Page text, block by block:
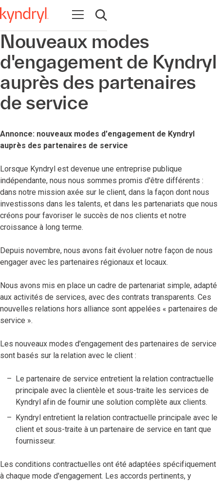
Ouvrir la navigation
Ouvrir la recherche
Nouveaux modes
d'engagement de Kyndryl
auprès des partenaires
de service
Annonce: nouveaux modes d'engagement de Kyndryl
auprès des partenaires de service
Lorsque Kyndryl est devenue une entreprise publique
indépendante, nous nous sommes promis d'être différents :
dans notre mission axée sur le client, dans la façon dont nous
investissons dans les talents, et dans les partenariats que nous
créons pour favoriser le succès de nos clients et notre
croissance à long terme.
Depuis novembre, nous avons fait évoluer notre façon de nous
engager avec les partenaires régionaux et locaux.
Nous avons mis en place un cadre de partenariat simple, adapté
aux activités de services, avec des contrats transparents. Ces
nouvelles relations hors alliance sont appelées « partenaires de
service ».
Les nouveaux modes d'engagement des partenaires de service
sont basés sur la relation avec le client :
Le partenaire de service entretient la relation contractuelle
principale avec la clientèle et sous-traite les services de
Kyndryl afin de fournir une solution complète aux clients.
Kyndryl entretient la relation contractuelle principale avec le
client et sous-traite à un partenaire de service en tant que
fournisseur.
Les conditions contractuelles ont été adaptées spécifiquement
à chaque mode d'engagement. Les accords pertinents, y